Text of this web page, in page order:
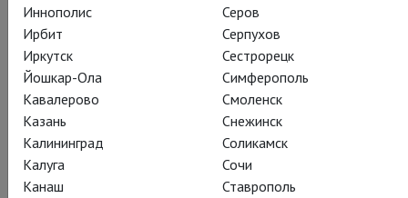
Гендерный перевёртыш самой
противоречивой пьесы Шекспира
Из-за радикальной смены пола всех действующих лиц в
новой постановке, описать канву комедии о том, как
своенравная и острая на язычок девушка проходит
«воспитание» в доме канонично патриархального
Иннополис
Ирбит
Иркутск
Йошкар-Ола
Кавалерово
Казань
Калининград
Калуга
Канаш
Серов
Серпухов
Сестрорецк
Симферополь
Смоленск
Снежинск
Соликамск
Сочи
Ставрополь